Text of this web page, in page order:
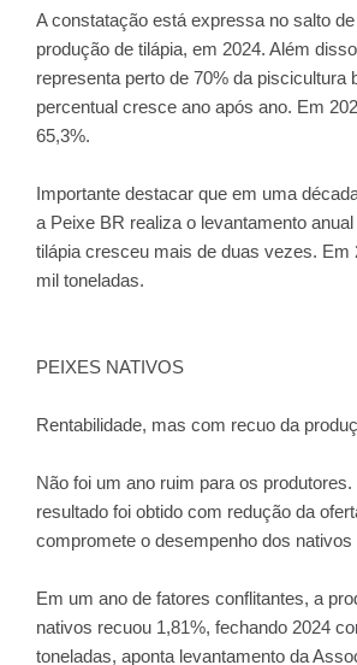
A constatação está expressa no salto
produção de tilápia, em 2024. Além
representa perto de 70% da piscicultura
percentual cresce ano após ano. Em
65,3%.
Importante destacar que em uma
a Peixe BR realiza o levantamento
tilápia cresceu mais de duas vezes. Em
mil toneladas.
PEIXES NATIVOS
Rentabilidade, mas com recuo da
Não foi um ano ruim para os
resultado foi obtido com redução da
compromete o desempenho dos
Em um ano de fatores conflitantes, a
nativos recuou 1,81%, fechando 2024
toneladas, aponta levantamento da